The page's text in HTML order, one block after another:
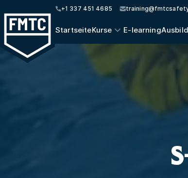
+1 337 451 4685
StartseiteKurse E-learning